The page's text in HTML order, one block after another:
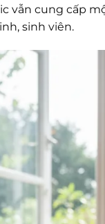
vẫn cung cấp
sinh viên.